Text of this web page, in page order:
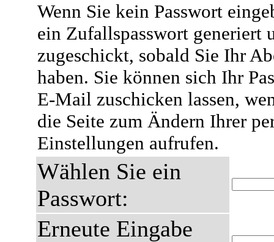
Wenn Sie kein Passwort
ein Zufallspasswort generiert
zugeschickt, sobald Sie Ihr
haben. Sie können sich Ihr
E-Mail zuschicken lassen,
die Seite zum Ändern Ihrer
Einstellungen aufrufen.
Wählen Sie ein
Passwort:
Erneute Eingabe